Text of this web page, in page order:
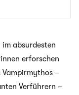
im absurdesten
erforschen
Vampirmythos –
Verführern –